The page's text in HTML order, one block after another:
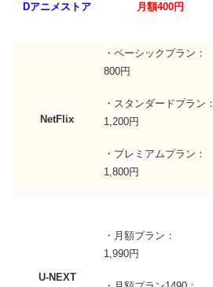
Dアニメストア 月額400円
NetFlix
・ペーシックプラン：
800円
・スタンダードプラン：
1,200円
・プレミアムプラン：
1,800円
U-NEXT
・月額プラン：
1,990円